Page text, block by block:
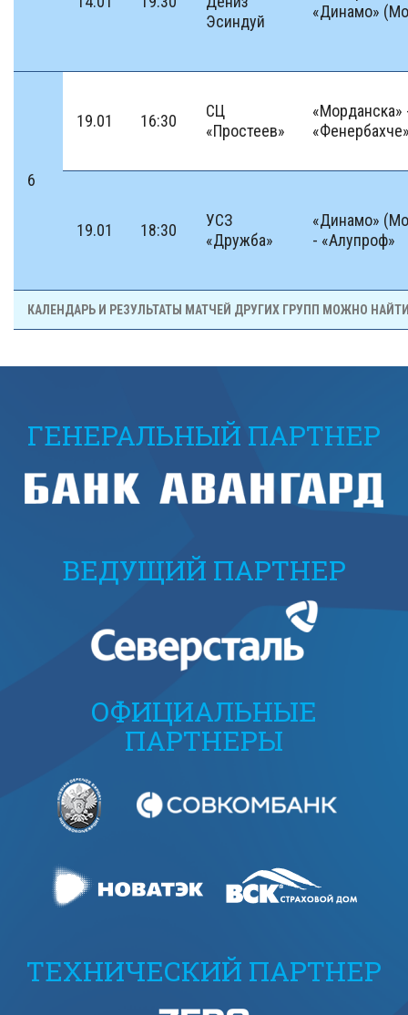
Эсиндуй
«Динамо»
6
19.01 16:30
СЦ
«Простеев»
«Морданска»
19.01 18:30
УСЗ
«Дружба»
«Динамо»
- «Алупроф»
КАЛЕНДАРЬ И РЕЗУЛЬТАТЫ МАТЧЕЙ ДРУГИХ ГРУПП МОЖНО
ГЕНЕРАЛЬНЫЙ ПАРТНЕР
ВЕДУЩИЙ ПАРТНЕР
ОФИЦИАЛЬНЫЕ
ПАРТНЕРЫ
ТЕХНИЧЕСКИЙ ПАРТНЕР